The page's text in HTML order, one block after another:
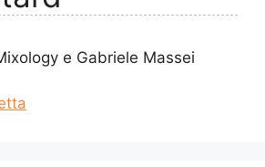
e Gabriele Massei